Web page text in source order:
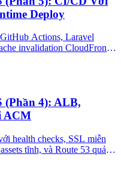
Deploy
Actions, Laravel
invalidation CloudFront,
(Phần 4): ALB,
ACM
health checks, SSL miễn
tĩnh, và Route 53 quản